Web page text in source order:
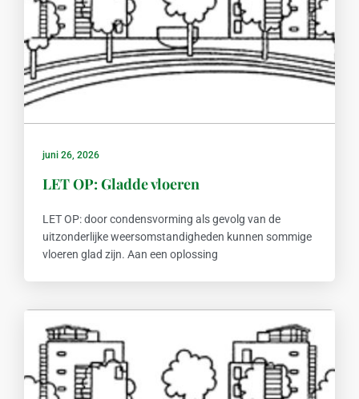
juni 26, 2026
LET OP: Gladde vloeren
LET OP: door condensvorming als gevolg van de
uitzonderlijke weersomstandigheden kunnen sommige
vloeren glad zijn. Aan een oplossing